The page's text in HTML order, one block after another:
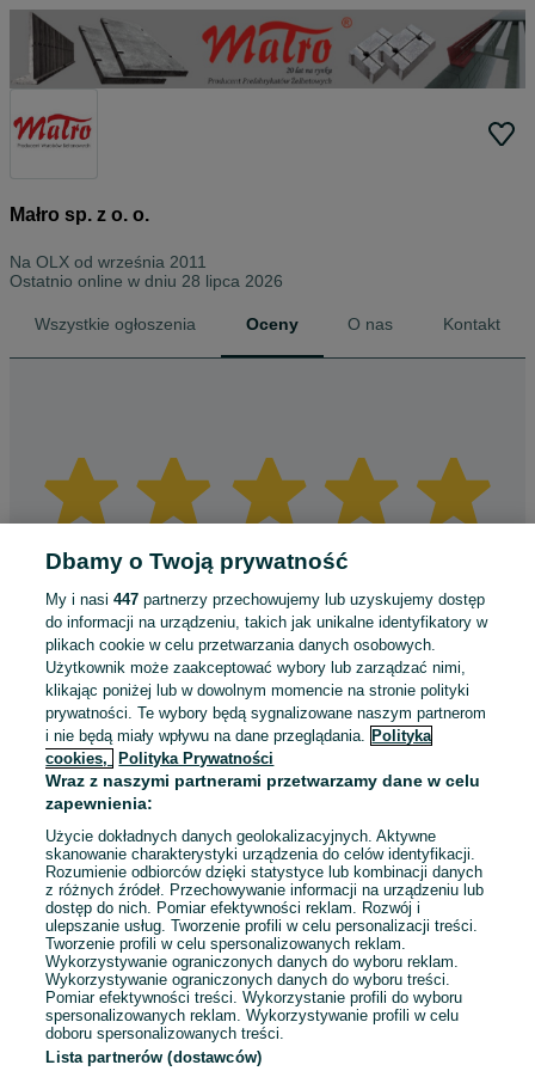
Małro sp. z o. o.
Na OLX od września 2011
Ostatnio online w dniu 28 lipca 2026
Wszystkie ogłoszenia Oceny O nas Kontakt
Sprzedający nie otrzymał jeszcze żadnych ocen
Kup jeden z przedmiotów sprzedającego z Przesyłką OLX,
aby być jedną z pierwszych osób, która wystawi mu ocenę.
Jak działają oceny?
Dbamy o Twoją prywatność
My i nasi447 partnerzy przechowujemy lub uzyskujemy dostęp
do informacji na urządzeniu, takich jak unikalne identyfikatory w
plikach cookie w celu przetwarzania danych osobowych.
Użytkownik może zaakceptować wybory lub zarządzać nimi,
klikając poniżej lub w dowolnym momencie na stronie polityki
prywatności. Te wybory będą sygnalizowane naszym partnerom
i nie będą miały wpływu na dane przeglądania. Polityka
cookies,
Polityka Prywatności
Wraz z naszymi partnerami przetwarzamy dane w celu
zapewnienia:
Użycie dokładnych danych geolokalizacyjnych. Aktywne
skanowanie charakterystyki urządzenia do celów identyfikacji.
Rozumienie odbiorców dzięki statystyce lub kombinacji danych
z różnych źródeł. Przechowywanie informacji na urządzeniu lub
dostęp do nich. Pomiar efektywności reklam. Rozwój i
ulepszanie usług. Tworzenie profili w celu personalizacji treści.
Tworzenie profili w celu spersonalizowanych reklam.
Wykorzystywanie ograniczonych danych do wyboru reklam.
Wykorzystywanie ograniczonych danych do wyboru treści.
Pomiar efektywności treści. Wykorzystanie profili do wyboru
spersonalizowanych reklam. Wykorzystywanie profili w celu
doboru spersonalizowanych treści.
Lista partnerów (dostawców)